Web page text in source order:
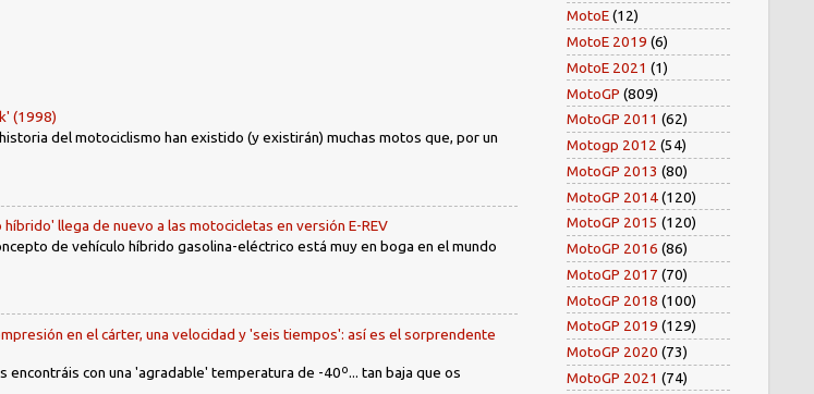
(1998)
del motociclismo han existido (y existirán) muchas motos que, por un
llega de nuevo a las motocicletas en versión E-REV
de vehículo híbrido gasolina-eléctrico está muy en boga en el mundo
en el cárter, una velocidad y 'seis tiempos': así es el sorprendente
encontráis con una 'agradable' temperatura de -40º... tan baja que os
MotoE(12)
MotoE 2019 (6)
MotoE 2021 (1)
MotoGP (809)
MotoGP 2011 (62)
Motogp 2012 (54)
MotoGP 2013 (80)
MotoGP 2014(120)
MotoGP 2015 (120)
MotoGP 2016 (86)
MotoGP 2017 (70)
MotoGP 2018 (100)
MotoGP 2019 (129)
MotoGP 2020 (73)
MotoGP 2021 (74)